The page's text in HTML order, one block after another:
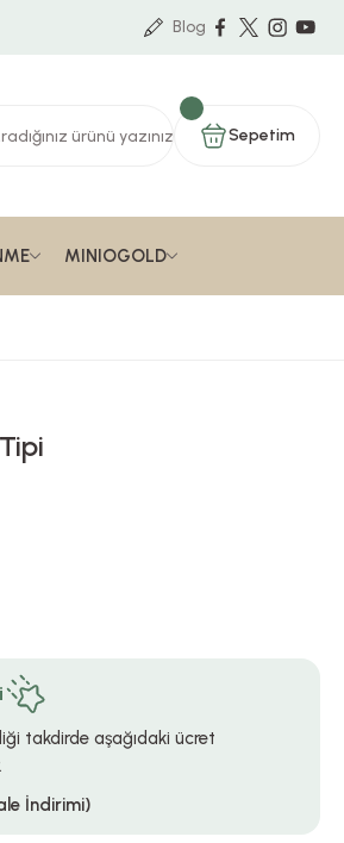
Blog
Sepetim
MINIOGOLD
takdirde aşağıdaki ücret
İndirimi)